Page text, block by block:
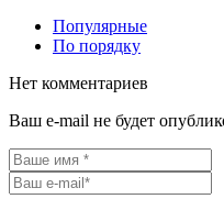
Популярные
По порядку
Нет комментариев
Ваш e-mail не будет